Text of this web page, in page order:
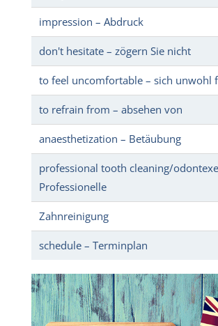
impression – Abdruck
don't hesitate – zögern Sie nicht
to feel uncomfortable – sich unwohl
to refrain from – absehen von
anaesthetization – Betäubung
professional tooth cleaning/
Professionelle
Zahnreinigung
schedule – Terminplan